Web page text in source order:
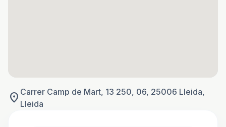
location_on Carrer Camp de Mart, 13 250, 06, 25006 Lleida,
Lleida